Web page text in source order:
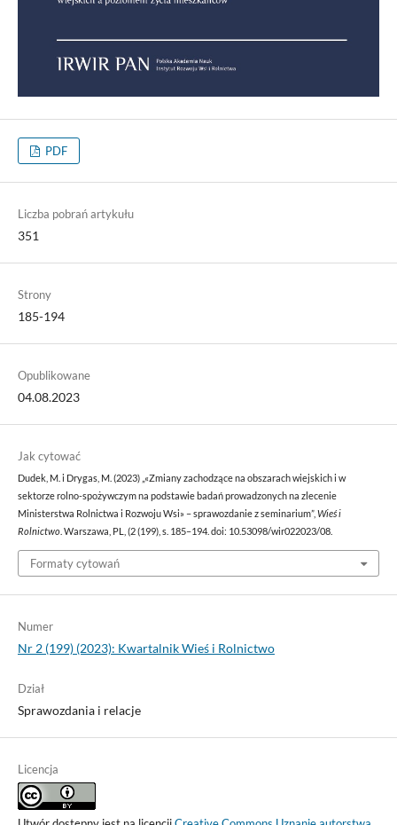
PDF
Liczba pobrań artykułu
351
Strony
185-194
Opublikowane
04.08.2023
Jak cytować
Dudek, M. i Drygas, M. (2023) „«Zmiany zachodzące na obszarach wiejskich i w
sektorze rolno-spożywczym na podstawie badań prowadzonych na zlecenie
Ministerstwa Rolnictwa i Rozwoju Wsi» – sprawozdanie z seminarium”, Wieś i
Rolnictwo. Warszawa, PL, (2 (199), s. 185–194. doi: 10.53098/wir022023/08.
Formaty cytowań
Numer
Nr 2 (199) (2023): Kwartalnik Wieś i Rolnictwo
Dział
Sprawozdania i relacje
Licencja